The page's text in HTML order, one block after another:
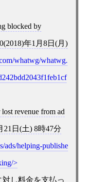
blocked by
年1月8日(月)
whatwg/whatwg.
revenue from ad
21日(土) 8時47分
ads/helping-publishe
対し料金を支払っ